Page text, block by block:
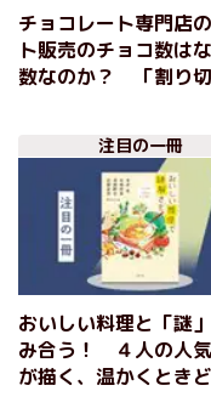
チョコレート専門店
ト販売のチョコ数は
数なのか？ 「割り
しい推理で謎解きを
もの×ミステリ アン
ジー』（後編）
注目の一冊
おいしい料理と「謎
み合う！ ４人の人
が描く、温かくとき